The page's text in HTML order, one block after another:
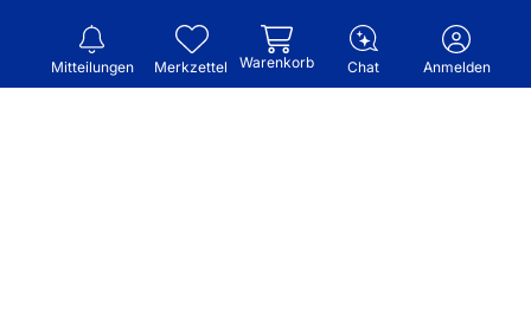
Mitteilungen Merkzettel Warenkorb Chat Anmelden